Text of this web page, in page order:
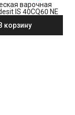
варочная
IS 40CQ60 NE
корзину